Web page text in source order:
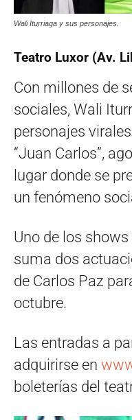
Wali Iturriaga y sus personajes.
Teatro Luxor (Av.
Con millones de
sociales, Wali
personajes
“Juan Carlos”,
lugar donde se
un fenómeno
Uno de los
suma dos
de Carlos Paz
octubre.
Las entradas a
adquirirse en
boleterías del